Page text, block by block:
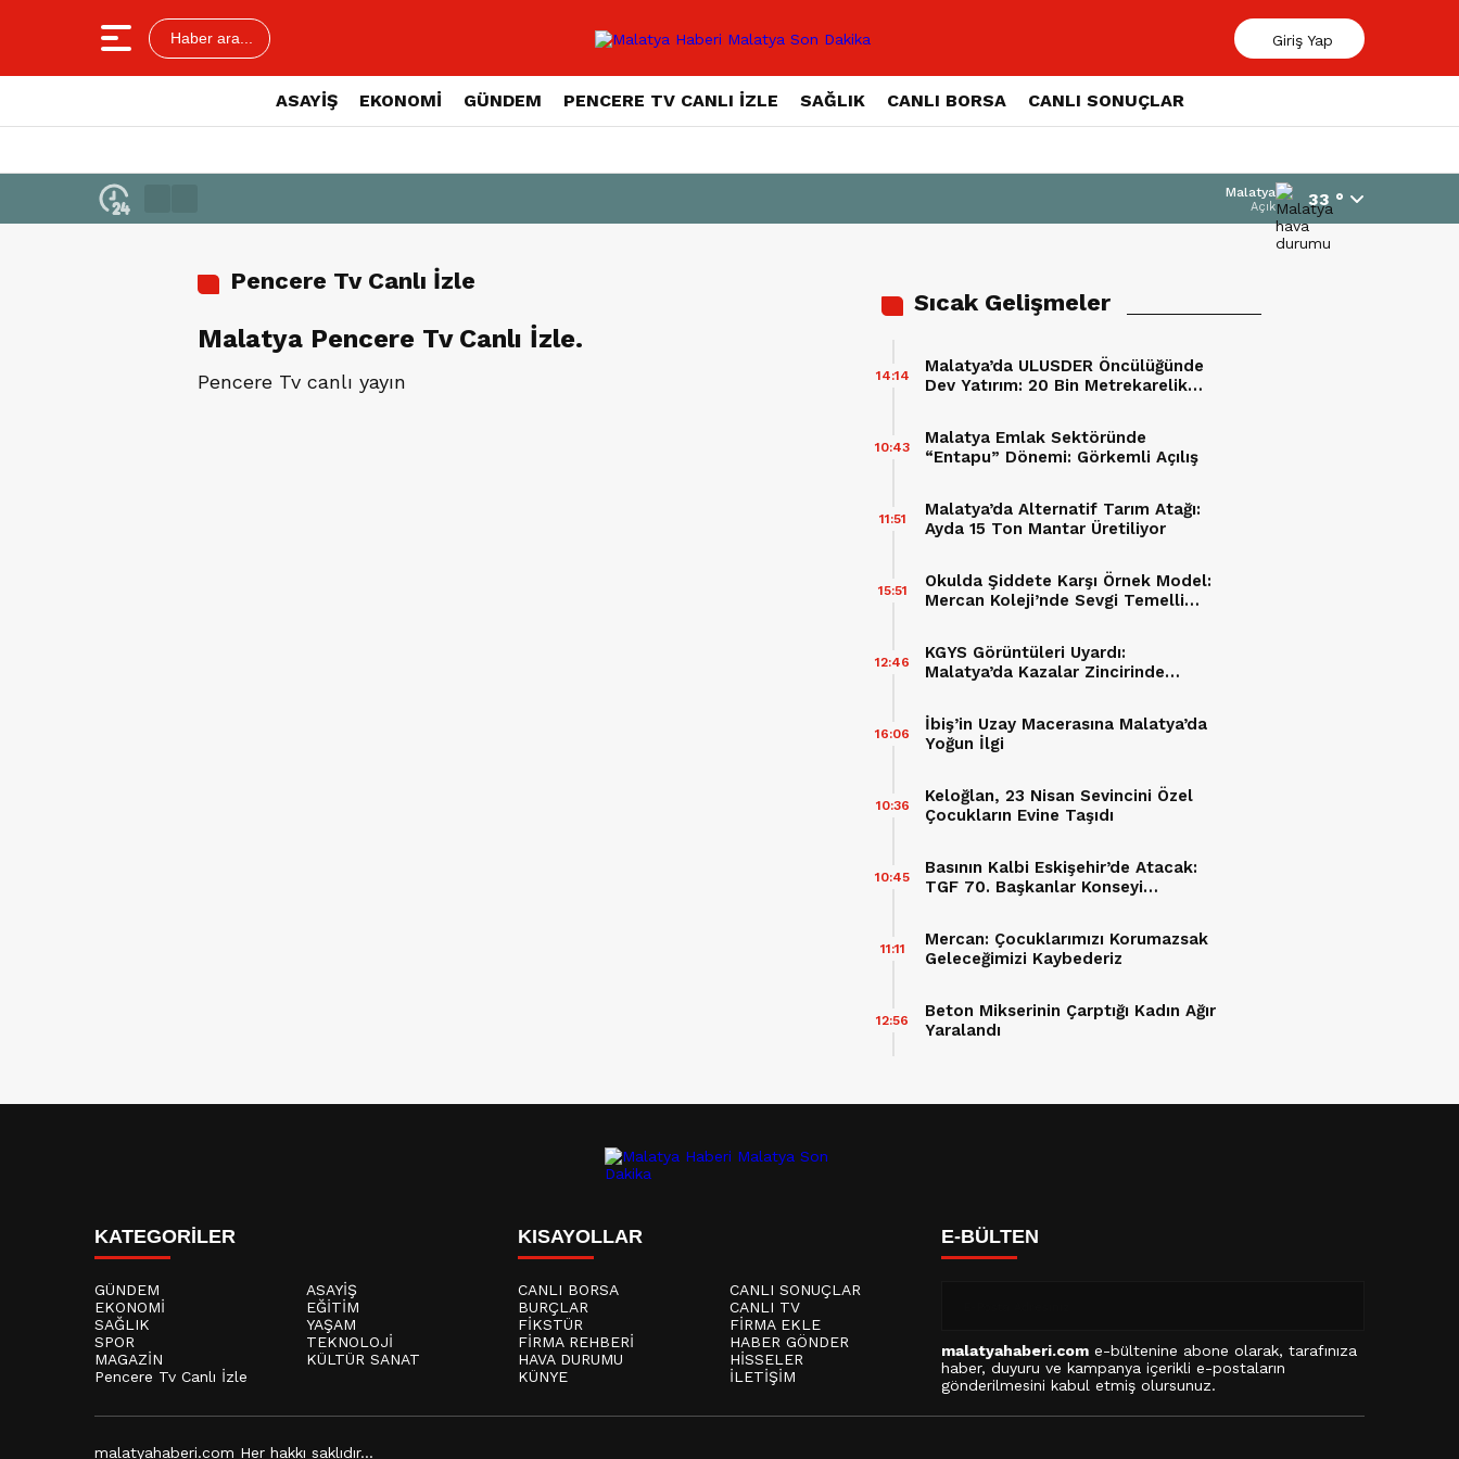
Haber ara... Giriş Yap
ASAYİŞ EKONOMİ GÜNDEM PENCERE TV CANLI İZLE SAĞLIK CANLI BORSA CANLI SONUÇLAR
Malatya
Açık 33 °
Pencere Tv Canlı İzle
Malatya Pencere Tv Canlı İzle.
Pencere Tv canlı yayın
Sıcak Gelişmeler
Malatya’da ULUSDER Öncülüğünde
Dev Yatırım: 20 Bin Metrekarelik
14:14
Malatya Emlak Sektöründe
“Entapu” Dönemi: Görkemli Açılış
10:43
Malatya’da Alternatif Tarım Atağı:
Ayda 15 Ton Mantar Üretiliyor
11:51
Okulda Şiddete Karşı Örnek Model:
Mercan Koleji’nde Sevgi Temelli
15:51
KGYS Görüntüleri Uyardı:
Malatya’da Kazalar Zincirinde
12:46
İbiş’in Uzay Macerasına Malatya’da
Yoğun İlgi
16:06
Keloğlan, 23 Nisan Sevincini Özel
Çocukların Evine Taşıdı
10:36
Basının Kalbi Eskişehir’de Atacak:
TGF 70. Başkanlar Konseyi
10:45
Mercan: Çocuklarımızı Korumazsak
Geleceğimizi Kaybederiz
11:11
Beton Mikserinin Çarptığı Kadın Ağır
Yaralandı
12:56
KATEGORİLER
GÜNDEM
ASAYİŞ
EKONOMİ
EĞİTİM
SAĞLIK
YAŞAM
SPOR
TEKNOLOJİ
MAGAZİN
KÜLTÜR SANAT
Pencere Tv Canlı İzle
KISAYOLLAR
CANLI BORSA
CANLI SONUÇLAR
BURÇLAR
CANLI TV
FİKSTÜR
FİRMA EKLE
FİRMA REHBERİ
HABER GÖNDER
HAVA DURUMU
HİSSELER
KÜNYE
İLETİŞİM
E-BÜLTEN
malatyahaberi.com e-bültenine abone olarak, tarafınıza
haber, duyuru ve kampanya içerikli e-postaların
gönderilmesini kabul etmiş olursunuz.
malatyahaberi.com Her hakkı saklıdır...